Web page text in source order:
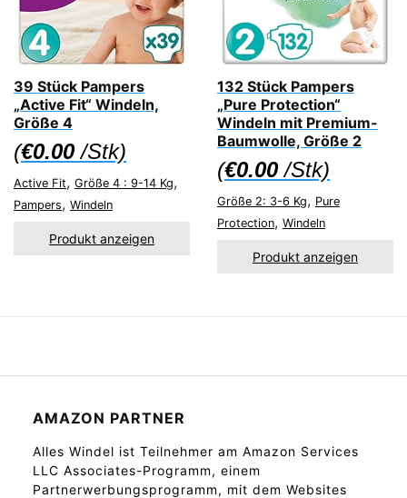
39 Stück Pampers
„Active Fit“ Windeln,
Größe 4
(€0.00 /Stk)
Active Fit, Größe 4 : 9-14 Kg,
Pampers, Windeln
Produkt anzeigen
132 Stück Pampers
„Pure Protection“
Windeln mit Premium-
Baumwolle, Größe 2
(€0.00 /Stk)
Größe 2: 3-6 Kg, Pure
Protection, Windeln
Produkt anzeigen
AMAZON PARTNER
Alles Windel ist Teilnehmer am Amazon Services
LLC Associates-Programm, einem
Partnerwerbungsprogramm, mit dem Websites